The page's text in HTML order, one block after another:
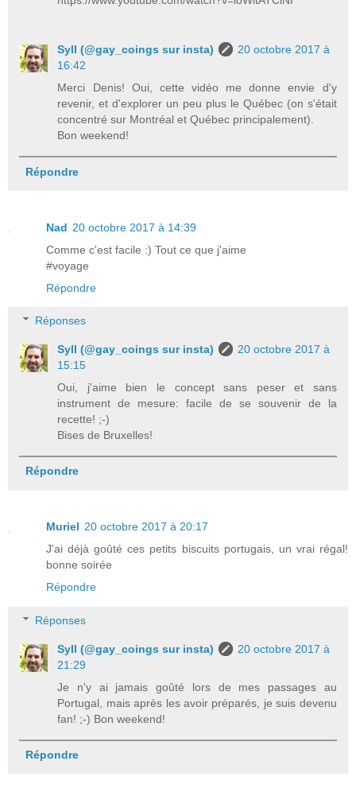
Syll (@gay_coings sur insta)
20 octobre 2017 à
16:42
Merci Denis! Oui, cette vidéo me donne envie d'y
revenir, et d'explorer un peu plus le Québec (on s'était
concentré sur Montréal et Québec principalement).
Bon weekend!
Répondre
Nad 20 octobre 2017 à 14:39
Comme c'est facile :) Tout ce que j'aime
#voyage
Répondre
Réponses
Syll (@gay_coings sur insta)
20 octobre 2017 à
15:15
Oui, j'aime bien le concept sans peser et sans
instrument de mesure: facile de se souvenir de la
recette! ;-)
Bises de Bruxelles!
Répondre
Muriel 20 octobre 2017 à 20:17
J'ai déjà goûté ces petits biscuits portugais, un vrai régal!
bonne soirée
Répondre
Réponses
Syll (@gay_coings sur insta)
20 octobre 2017 à
21:29
Je n'y ai jamais goûté lors de mes passages au
Portugal, mais après les avoir préparés, je suis devenu
fan! ;-) Bon weekend!
Répondre